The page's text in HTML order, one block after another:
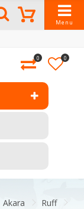
Menu
0 0
Akara
Ruff